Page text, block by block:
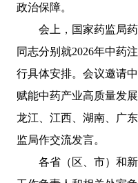
政治保障。
会上，国家药监局药
同志分别就2026年中药
行具体安排。会议邀请
赋能中药产业高质量发
龙江、江西、湖南、广
监局作交流发言。
各省（区、市）和新